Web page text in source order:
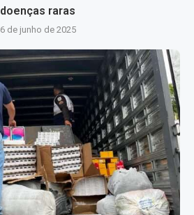
doenças raras
6 de junho de 2025